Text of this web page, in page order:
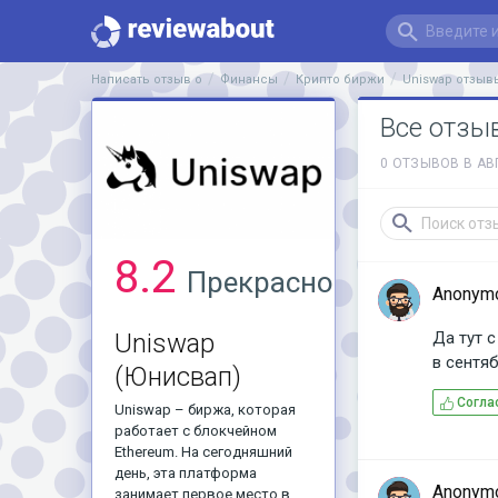
Написать отзыв о Финансы Крипто биржи Uniswap
8.2 Прекрасно
Uniswap
(Юнисвап)
Uniswap – биржа, которая
работает с блокчейном
Ethereum. На сегодняшний
день, эта платформа
занимает первое место в
Все
0 ОТЗЫВОВ В
Да тут
в